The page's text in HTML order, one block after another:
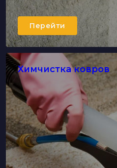
Перейти
Химчистка ковров